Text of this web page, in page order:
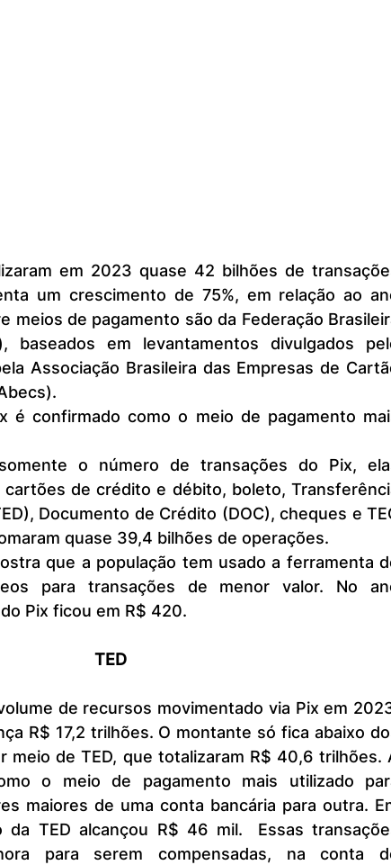
um crescimento de 75%, em relação ao
meios de pagamento são da Federação
baseados em levantamentos divulgados
Associação Brasileira das Empresas de
de crédito e débito, boleto,
Documento de Crédito (DOC), cheques e
quase 39,4 bilhões de operações.
para transações de menor valor. No
Pix ficou em R$ 420.
TED
R$ 17,2 trilhões. O montante só fica abaixo
meio de TED, que totalizaram R$ 40,6 trilhões.
o meio de pagamento mais utilizado
maiores de uma conta bancária para outra.
R$ 46 mil. 	Essas transações
para serem compensadas, na conta